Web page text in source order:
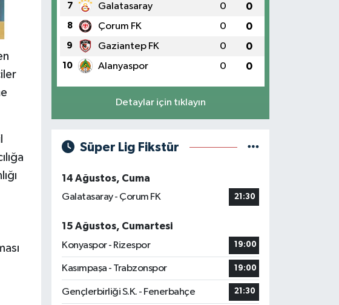
7 Galatasaray 0 0
8 Çorum FK 0 0
9 Gaziantep FK 0 0
10 Alanyaspor 0 0
Detaylar için tıklayın
Süper Lig Fikstür
14 Ağustos, Cuma
Galatasaray - Çorum FK
21:30
15 Ağustos, Cumartesi
Konyaspor - Rizespor
19:00
Kasımpaşa - Trabzonspor 19:00
Gençlerbirliği S.K. - Fenerbahçe 21:30